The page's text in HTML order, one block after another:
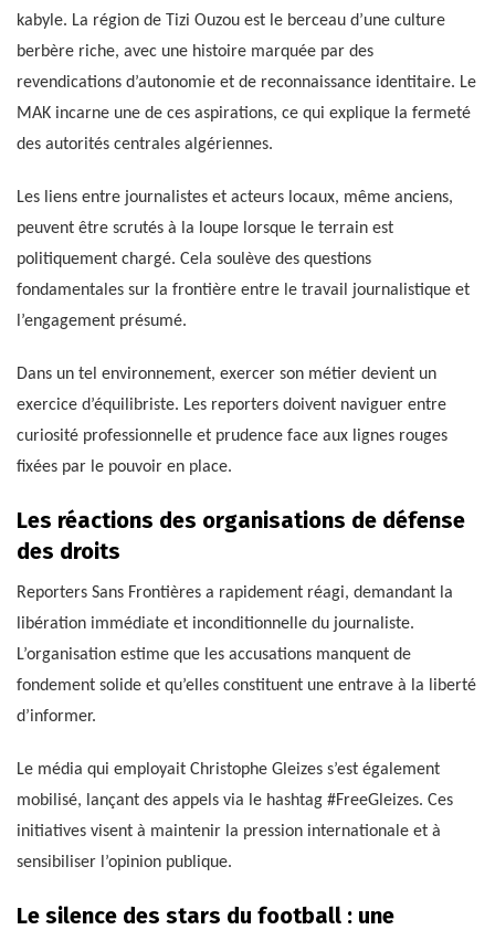
kabyle. La région de Tizi Ouzou est le berceau d’une culture
berbère riche, avec une histoire marquée par des
revendications d’autonomie et de reconnaissance identitaire. Le
MAK incarne une de ces aspirations, ce qui explique la fermeté
des autorités centrales algériennes.
Les liens entre journalistes et acteurs locaux, même anciens,
peuvent être scrutés à la loupe lorsque le terrain est
politiquement chargé. Cela soulève des questions
fondamentales sur la frontière entre le travail journalistique et
l’engagement présumé.
Dans un tel environnement, exercer son métier devient un
exercice d’équilibriste. Les reporters doivent naviguer entre
curiosité professionnelle et prudence face aux lignes rouges
fixées par le pouvoir en place.
Les réactions des organisations de défense
des droits
Reporters Sans Frontières a rapidement réagi, demandant la
libération immédiate et inconditionnelle du journaliste.
L’organisation estime que les accusations manquent de
fondement solide et qu’elles constituent une entrave à la liberté
d’informer.
Le média qui employait Christophe Gleizes s’est également
mobilisé, lançant des appels via le hashtag #FreeGleizes. Ces
initiatives visent à maintenir la pression internationale et à
sensibiliser l’opinion publique.
Le silence des stars du football : une